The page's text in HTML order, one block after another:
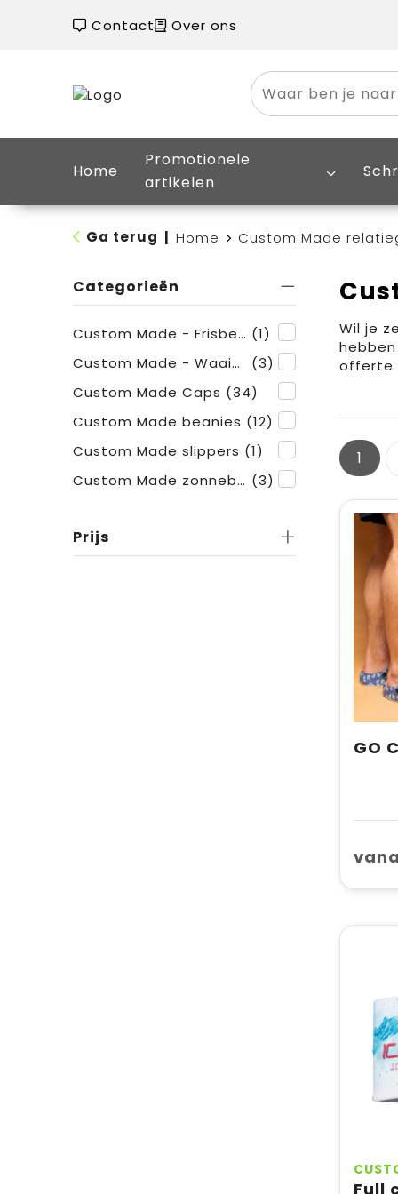
Contact Over ons
Home
Promotionele
artikelen
Ga terug Home Custom Made
Categorieën
Custom Made - Frisbees (1)
Custom Made - Waaiers
(3)
Custom Made Caps (34)
Custom Made beanies (12)
Custom Made slippers (1)
Custom Made zonnebrillen (3)
Prijs
Wil je
offerte
1
Full